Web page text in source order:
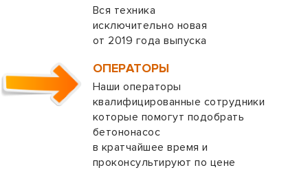
Вся техника
исключительно новая
от 2019 года выпуска
ОПЕРАТОРЫ
Наши операторы
квалифицированные сотрудники
которые помогут подобрать
бетононасос
в кратчайшее время и
проконсультируют по цене